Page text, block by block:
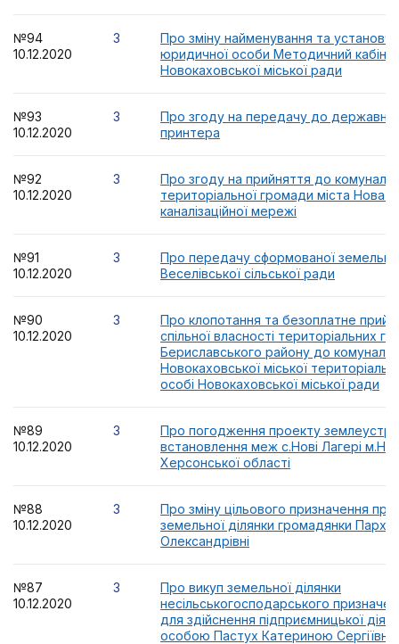
№94
10.12.2020
3
Про зміну найменування та
юридичної особи Методичний
Новокаховської міської ради
№93
10.12.2020
3
Про згоду на передачу до державної
принтера
№92
10.12.2020
3
Про згоду на прийняття до
територіальної громади міста Нова
каналізаційної мережі
№91
10.12.2020
3
Про передачу сформованої
Веселівської сільської ради
№90
10.12.2020
3
Про клопотання та безоплатне
спільної власності територіальних
Бериславського району до
Новокаховської міської
особі Новокаховської міської ради
№89
10.12.2020
3
Про погодження проекту
встановлення меж с.Нові Лагері
Херсонської області
№88
10.12.2020
3
Про зміну цільового призначення
земельної ділянки громадянки
Олександрівні
№87
10.12.2020
3
Про викуп земельної ділянки
несільськогосподарського
для здійснення підприємницької
особою Пастух Катериною